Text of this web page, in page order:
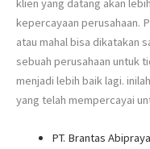
klien yang datang akan
kepercayaan perusahaan.
atau mahal bisa dikatakan
sebuah perusahaan untuk
menjadi lebih baik lagi.
yang telah mempercayai
PT. Brantas Abipraya